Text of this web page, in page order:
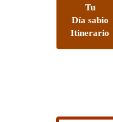
Tu
Día sabio
Itinerario